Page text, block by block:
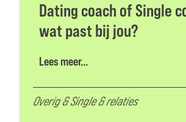
Dating coach of Single
wat past bij jou?
Lees meer...
Overig&Single & relaties